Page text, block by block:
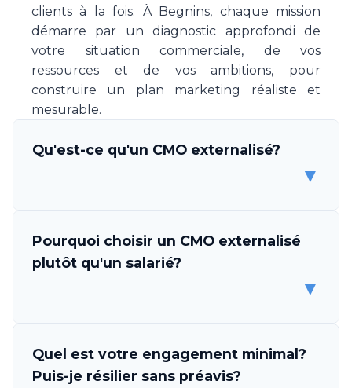
clients à la fois. À Begnins, chaque mission
démarre par un diagnostic approfondi de
votre situation commerciale, de vos
ressources et de vos ambitions, pour
construire un plan marketing réaliste et
mesurable.
Qu'est-ce qu'un CMO externalisé?
▼
Un CMO (Chief Marketing Officer) externalisé
est un professionnel ou une équipe de
spécialistes marketing qui s'engage à piloter
CMO vous met à disposition une expertise
complète en direction marketing, couvrant la
Pourquoi choisir un CMO externalisé
plutôt qu'un salarié?
▼
Les avantages sont multiples. D'abord,
l'économie est considérable: un CMO salarié
Quel est votre engagement minimal?
Puis-je résilier sans préavis?